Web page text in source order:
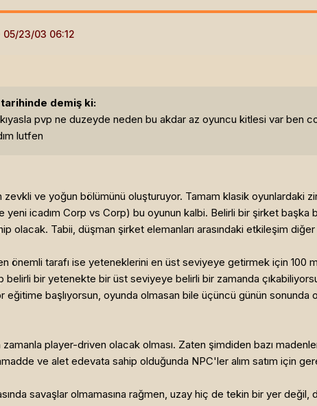
demiş ki:
pvp ne duzeyde neden bu akdar az oyuncu kitlesi var ben
lutfen
zevkli ve yoğun bölümünü oluşturuyor. Tamam klasik oyunlardaki
yeni icadım Corp vs Corp) bu oyunun kalbi. Belirli bir şirket başka
olacak. Tabii, düşman şirket elemanları arasındaki etkileşim diğer
önemli tarafı ise yeteneklerini en üst seviyeye getirmek için 100
belirli bir yetenekte bir üst seviyeye belirli bir zamanda
eğitime başlıyorsun, oyunda olmasan bile üçüncü günün
player-driven olacak olması. Zaten şimdiden bazı
ve alet edevata sahip olduğunda NPC'ler alım satım için
savaşlar olmamasına rağmen, uzay hiç de tekin bir yer değil,